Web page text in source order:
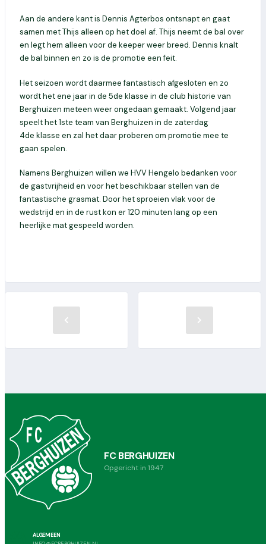
Aan de andere kant is Dennis Agterbos ontsnapt en gaat
samen met Thijs alleen op het doel af. Thijs neemt de bal over
en legt hem alleen voor de keeper weer breed. Dennis knalt
de bal binnen en zo is de promotie een feit.
Het seizoen wordt daarmee fantastisch afgesloten en zo
wordt het ene jaar in de 5de klasse in de club historie van
Berghuizen meteen weer ongedaan gemaakt. Volgend jaar
speelt het 1ste team van Berghuizen in de zaterdag
4de klasse en zal het daar proberen om promotie mee te
gaan spelen.
Namens Berghuizen willen we HVV Hengelo bedanken voor
de gastvrijheid en voor het beschikbaar stellen van de
fantastische grasmat. Door het sproeien vlak voor de
wedstrijd en in de rust kon er 120 minuten lang op een
heerlijke mat gespeeld worden.
FC BERGHUIZEN
Opgericht in 1947
ALGEMEEN